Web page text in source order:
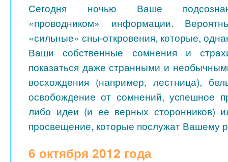
Сегодня ночью Ваше
«проводником» информации.
«сильные» сны-откровения, которые,
Ваши собственные сомнения и
показаться даже странными и
восхождения (например, лестница),
освобождение от сомнений, успешное
либо идеи (и ее верных сторонников)
просвещение, которые послужат Вашему
6 октября 2012 года